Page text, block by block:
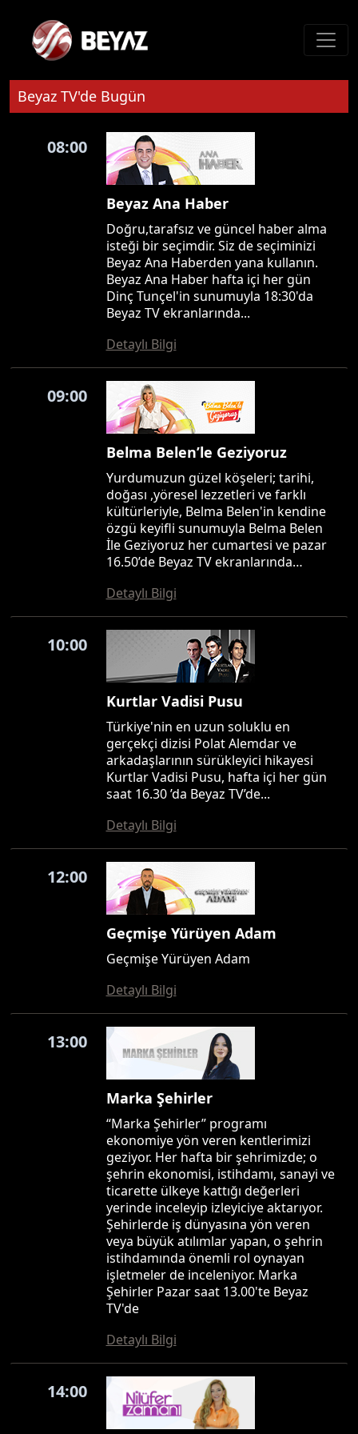
Beyaz TV'de Bugün
08:00
Beyaz Ana Haber
Doğru,tarafsız ve güncel haber alma
isteği bir seçimdir. Siz de seçiminizi
Beyaz Ana Haberden yana kullanın.
Beyaz Ana Haber hafta içi her gün
Dinç Tunçel'in sunumuyla 18:30'da
Beyaz TV ekranlarında...
Detaylı Bilgi
09:00
Belma Belen’le Geziyoruz
Yurdumuzun güzel köşeleri; tarihi,
doğası ,yöresel lezzetleri ve farklı
kültürleriyle, Belma Belen'in kendine
özgü keyifli sunumuyla Belma Belen
İle Geziyoruz her cumartesi ve pazar
16.50’de Beyaz TV ekranlarında…
Detaylı Bilgi
10:00
Kurtlar Vadisi Pusu
Türkiye'nin en uzun soluklu en
gerçekçi dizisi Polat Alemdar ve
arkadaşlarının sürükleyici hikayesi
Kurtlar Vadisi Pusu, hafta içi her gün
saat 16.30 ’da Beyaz TV’de...
Detaylı Bilgi
12:00
Geçmişe Yürüyen Adam
Geçmişe Yürüyen Adam
Detaylı Bilgi
13:00
Marka Şehirler
“Marka Şehirler” programı
ekonomiye yön veren kentlerimizi
geziyor. Her hafta bir şehrimizde; o
şehrin ekonomisi, istihdamı, sanayi ve
ticarette ülkeye kattığı değerleri
yerinde inceleyip izleyiciye aktarıyor.
Şehirlerde iş dünyasına yön veren
veya büyük atılımlar yapan, o şehrin
istihdamında önemli rol oynayan
işletmeler de inceleniyor. Marka
Şehirler Pazar saat 13.00'te Beyaz
TV'de
Detaylı Bilgi
14:00